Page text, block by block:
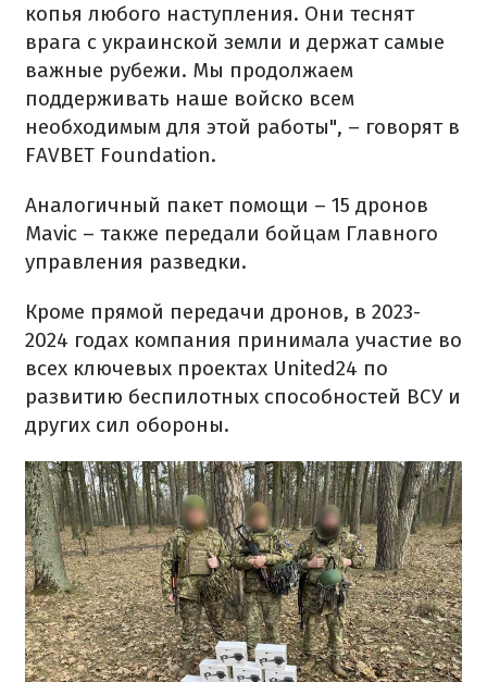
копья любого наступления. Они теснят
врага с украинской земли и держат самые
важные рубежи. Мы продолжаем
поддерживать наше войско всем
необходимым для этой работы", – говорят в
FAVBET Foundation.
Аналогичный пакет помощи – 15 дронов
Mavic – также передали бойцам Главного
управления разведки.
Кроме прямой передачи дронов, в 2023-
2024 годах компания принимала участие во
всех ключевых проектах United24 по
развитию беспилотных способностей ВСУ и
других сил обороны.